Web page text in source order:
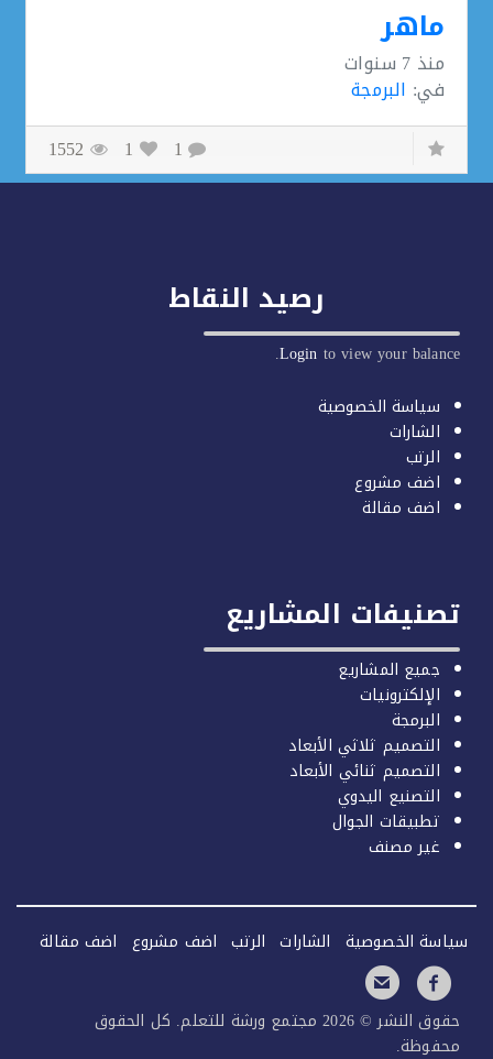
ماهر
البرمجة
1
1552
رصيد النقاط
Loginto view your
سياسة الخصوصية
الشارات
الرتب
اضف مشروع
اضف مقالة
المشاريع
جميع المشاريع
الإلكترونيات
البرمجة
التصميم ثلاثي الأبعاد
التصميم ثنائي الأبعاد
التصنيع اليدوي
تطبيقات الجوال
غير مصنف
الخصوصية الشارات الرتب اضف مشروع اضف مقالة
حقوق النشر © 2026 مجتمع ورشة للتعلم. كل الحقوق